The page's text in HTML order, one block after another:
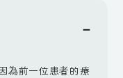
－
為前一位患者的療